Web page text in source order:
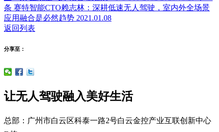
条 赛特智能CTO赖志林：深耕低速无人驾驶，室内外全场景
应用融合是必然趋势 2021.01.08
返回列表
分享至：
让无人驾驶融入美好生活
总部：广州市白云区科泰一路2号白云金控产业互联创新中心